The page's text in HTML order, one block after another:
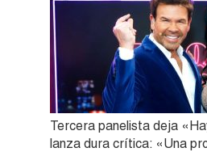
Tercera panelista deja
lanza dura crítica: «Una